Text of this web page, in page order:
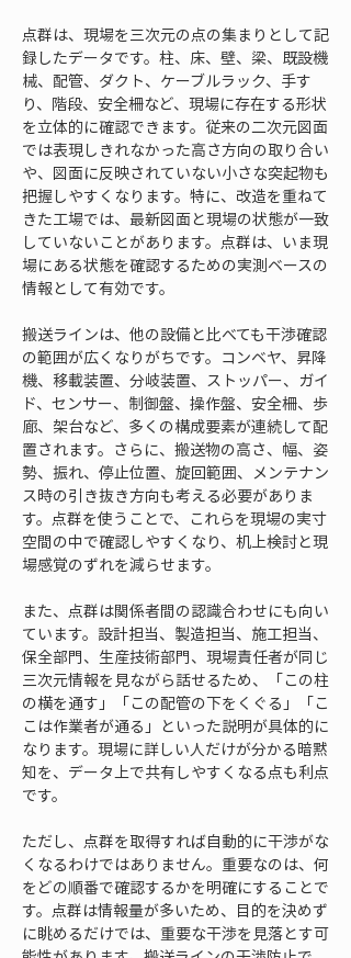
点群は、現場を三次元の点の集まりとして記
録したデータです。柱、床、壁、梁、既設機
械、配管、ダクト、ケーブルラック、手す
り、階段、安全柵など、現場に存在する形状
を立体的に確認できます。従来の二次元図面
では表現しきれなかった高さ方向の取り合い
や、図面に反映されていない小さな突起物も
把握しやすくなります。特に、改造を重ねて
きた工場では、最新図面と現場の状態が一致
していないことがあります。点群は、いま現
場にある状態を確認するための実測ベースの
情報として有効です。
搬送ラインは、他の設備と比べても干渉確認
の範囲が広くなりがちです。コンベヤ、昇降
機、移載装置、分岐装置、ストッパー、ガイ
ド、センサー、制御盤、操作盤、安全柵、歩
廊、架台など、多くの構成要素が連続して配
置されます。さらに、搬送物の高さ、幅、姿
勢、振れ、停止位置、旋回範囲、メンテナン
ス時の引き抜き方向も考える必要がありま
す。点群を使うことで、これらを現場の実寸
空間の中で確認しやすくなり、机上検討と現
場感覚のずれを減らせます。
また、点群は関係者間の認識合わせにも向い
ています。設計担当、製造担当、施工担当、
保全部門、生産技術部門、現場責任者が同じ
三次元情報を見ながら話せるため、「この柱
の横を通す」「この配管の下をくぐる」「こ
こは作業者が通る」といった説明が具体的に
なります。現場に詳しい人だけが分かる暗黙
知を、データ上で共有しやすくなる点も利点
です。
ただし、点群を取得すれば自動的に干渉がな
くなるわけではありません。重要なのは、何
をどの順番で確認するかを明確にすることで
す。点群は情報量が多いため、目的を決めず
に眺めるだけでは、重要な干渉を見落とす可